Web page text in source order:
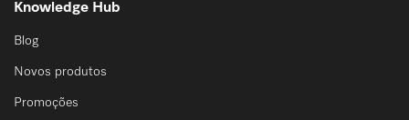
Knowledge Hub
Blog
Novos produtos
Promoções